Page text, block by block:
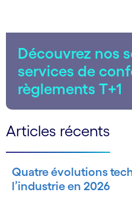
Découvrez nos
services de
règlements T+1
Articles récents
Quatre évolutions
l’industrie en 2026